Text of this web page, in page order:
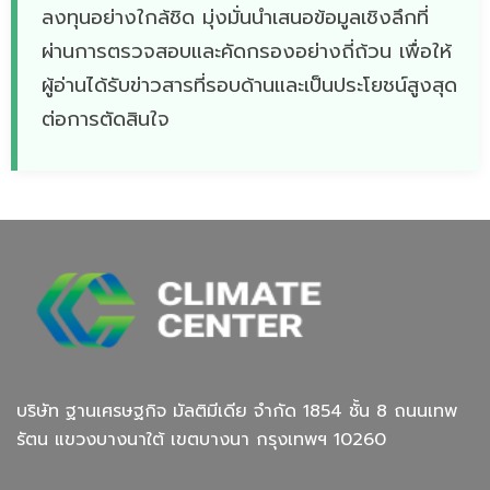
ลงทุนอย่างใกล้ชิด มุ่งมั่นนำเสนอข้อมูลเชิงลึกที่
ผ่านการตรวจสอบและคัดกรองอย่างถี่ถ้วน เพื่อให้
ผู้อ่านได้รับข่าวสารที่รอบด้านและเป็นประโยชน์สูงสุด
ต่อการตัดสินใจ
บริษัท ฐานเศรษฐกิจ มัลติมีเดีย จํากัด 1854 ชั้น 8 ถนนเทพ
รัตน แขวงบางนาใต้ เขตบางนา กรุงเทพฯ 10260